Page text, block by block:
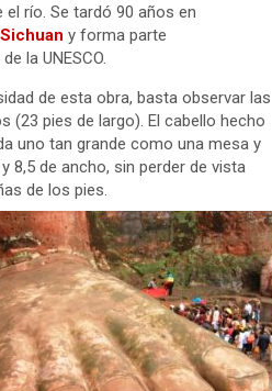
río. Se tardó 90 años en
Sichuan y forma parte
de la UNESCO.
de esta obra, basta observar las
(23 pies de largo). El cabello hecho
uno tan grande como una mesa y
8,5 de ancho, sin perder de vista
de los pies.